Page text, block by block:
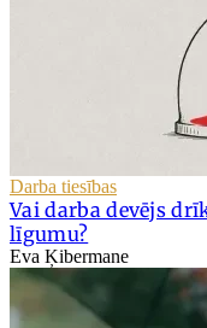
Darba tiesības
Vai darba devējs
līgumu?
Eva Ķibermane